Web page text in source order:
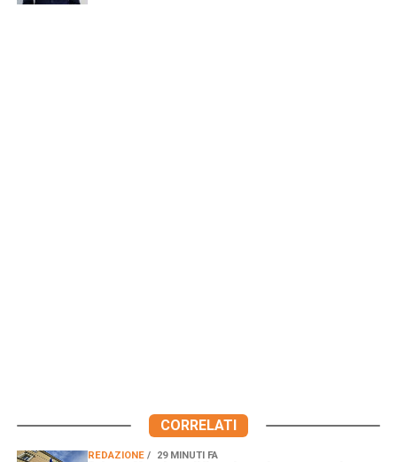
CORRELATI
REDAZIONE 29 MINUTI FA